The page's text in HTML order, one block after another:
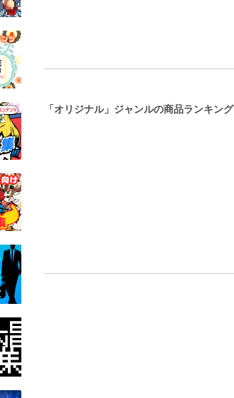
「オリジナル」ジャンルの商品ランキング